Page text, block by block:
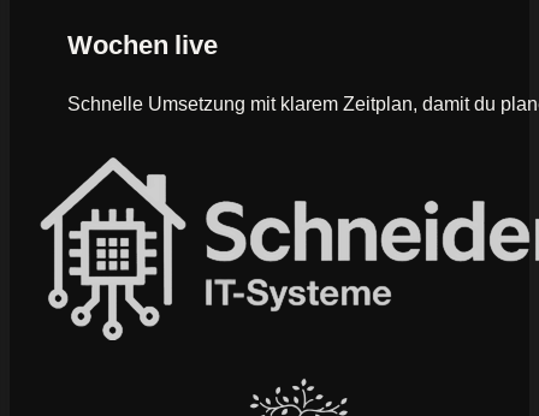
Wochen live
Schnelle Umsetzung mit klarem Zeitplan, damit du